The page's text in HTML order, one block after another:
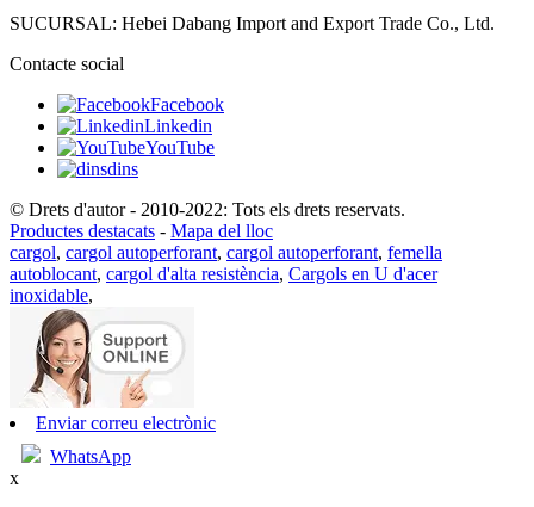
SUCURSAL: Hebei Dabang Import and Export Trade Co., Ltd.
Contacte social
Facebook
Linkedin
YouTube
dins
© Drets d'autor - 2010-2022: Tots els drets reservats.
Productes destacats - Mapa del lloc
cargol, cargol autoperforant, cargol autoperforant, femella
autoblocant, cargol d'alta resistència, Cargols en U d'acer
inoxidable,
Enviar correu electrònic
WhatsApp
x